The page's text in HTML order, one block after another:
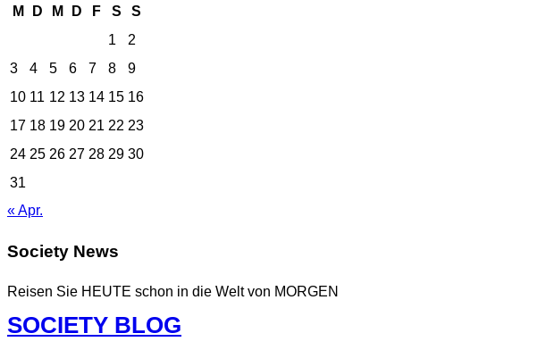
M
D M D F S
S
1
2
3
4 5 6 7 8
9
10 11 12 13 14 15 16
17 18 19 20 21 22 23
24 25 26 27 28 29 30
31
« Apr.
Society News
Reisen Sie HEUTE schon in die Welt von MORGEN
Zum
Inhalt
SOCIETY BLOG